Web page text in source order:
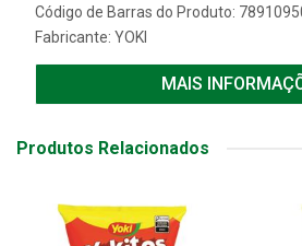
Código de Barras do Produto:
Fabricante: YOKI
MAIS
Produtos Relacionados